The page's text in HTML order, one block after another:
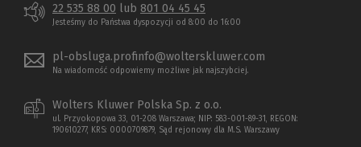
22 535 88 00 lub 801 04 45 45
Jesteśmy do Państwa dyspozycji od 8:00 do 16:00
pl-obsluga.profinfo@wolterskluwer.com
Na wiadomość odpowiemy możliwe jak najszybciej.
Wolters Kluwer Polska Sp. z o.o.
ul. Przyokopowa 33, 01-208 Warszawa; NIP: 583-001-89-31, REGON:
190610277, KRS: 0000709879, Sąd rejonowy dla M.S. Warszawy